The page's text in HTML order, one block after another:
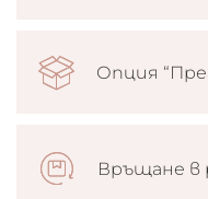
Опция
Връщане в